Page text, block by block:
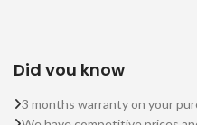
Did you know
3 months warranty on your